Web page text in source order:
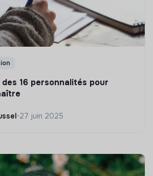
16 personnalités pour
•27 juin 2025